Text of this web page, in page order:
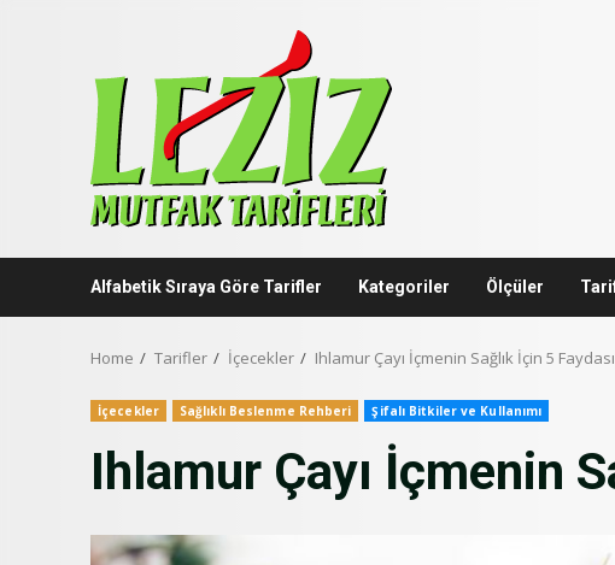
Alfabetik Sıraya Göre Tarifler Kategoriler Ölçüler
Home Tarifler İçecekler Ihlamur Çayı İçmenin Sağlık İçin 5 Faydası
İçecekler Sağlıklı Beslenme Rehberi Şifalı Bitkiler ve Kullanımı
Ihlamur Çayı İçmenin